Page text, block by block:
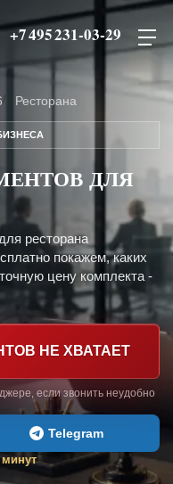
+7 495 231-03-29
Ресторана
ДЛЯ
ресторана
покажем, каких
цену комплекта -
НЕ ХВАТАЕТ
если звонить неудобно
Telegram